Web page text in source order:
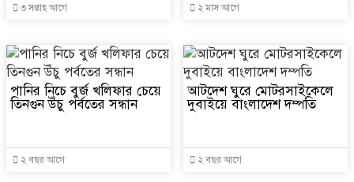
৩ সপ্তাহ আগে ২ মাস আগে
পানির নিচে বুর্জ খলিফার চেয়ে
তিনগুন উঁচু পর্বতের সন্ধান
২ বছর আগে
আটদেশ ঘুরে মোটরসাইকেলে
দুবাইয়ে বাংলাদেশ দম্পতি
২ বছর আগে